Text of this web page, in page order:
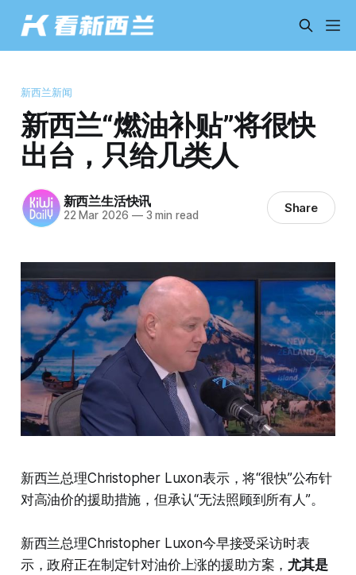
新西兰新闻
新西兰“燃油补贴”将很快
出台，只给几类人
新西兰生活快讯
22 Mar 2026 —3 min read Share
新西兰总理Christopher Luxon表示，将“很快”公布针
对高油价的援助措施，但承认“无法照顾到所有人”。
新西兰总理Christopher Luxon今早接受采访时表
示，政府正在制定针对油价上涨的援助方案， 尤其是